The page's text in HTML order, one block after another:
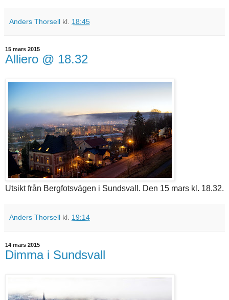
Anders Thorsell kl. 18:45
15 mars 2015
Alliero @ 18.32
Utsikt från Bergfotsvägen i Sundsvall. Den 15 mars kl. 18.32.
Anders Thorsell kl. 19:14
14 mars 2015
Dimma i Sundsvall